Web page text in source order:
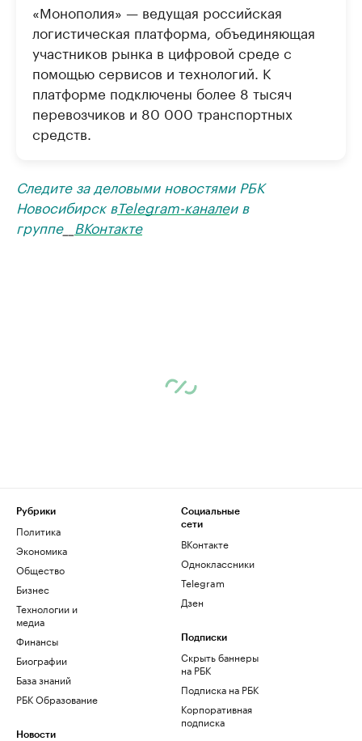
«Монополия» — ведущая российская
логистическая платформа, объединяющая
участников рынка в цифровой среде c
помощью сервисов и технологий. К
платформе подключены более 8 тысяч
перевозчиков и 80 000 транспортных
средств.
Следите за деловыми новостями РБК
Новосибирск вTelegram-каналеи в
группе__ ВКонтакте
Рубрики
Политика
Экономика
Общество
Бизнес
Технологии и
медиа
Финансы
Биографии
База знаний
РБК Образование
Новости
Социальные
сети
ВКонтакте
Одноклассники
Telegram
Дзен
Подписки
Скрыть баннеры
на РБК
Подписка на РБК
Корпоративная
подписка